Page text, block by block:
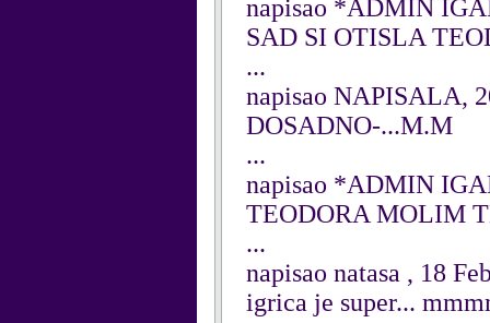
napisao *ADMIN
SAD SI OTISLA
...
napisao NAPISALA,
DOSADNO-...M.M
...
napisao *ADMIN
TEODORA MOLIM
...
napisao natasa , 18
igrica je super...